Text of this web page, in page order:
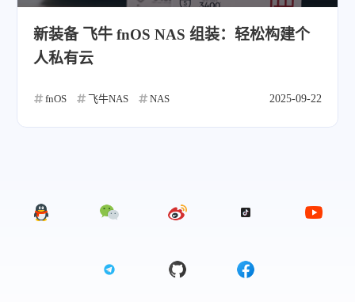
支付宝
新装备 飞牛 fnOS NAS 组装：轻松构建个
人私有云
fnOS 飞牛NAS NAS 2025-09-22